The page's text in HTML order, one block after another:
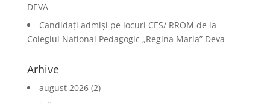
DEVA
Candidați admiși pe locuri CES/ RROM de la
Colegiul Național Pedagogic „Regina Maria” Deva
Arhive
august 2026(2)